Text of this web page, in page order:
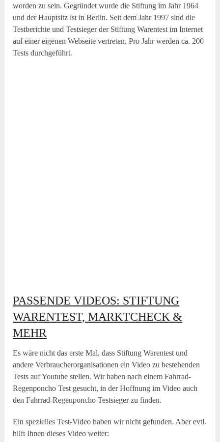
worden zu sein. Gegründet wurde die Stiftung im Jahr 1964
und der Hauptsitz ist in Berlin. Seit dem Jahr 1997 sind die
Testberichte und Testsieger der Stiftung Warentest im Internet
auf einer eigenen Webseite vertreten. Pro Jahr werden ca. 200
Tests durchgeführt.
PASSENDE VIDEOS: STIFTUNG
WARENTEST, MARKTCHECK &
MEHR
Es wäre nicht das erste Mal, dass Stiftung Warentest und
andere Verbraucherorganisationen ein Video zu bestehenden
Tests auf Youtube stellen. Wir haben nach einem Fahrrad-
Regenponcho Test gesucht, in der Hoffnung im Video auch
den Fahrrad-Regenponcho Testsieger zu finden.
Ein spezielles Test-Video haben wir nicht gefunden. Aber evtl.
hilft Ihnen dieses Video weiter:
dem
Laden
des
Videos
Sie die
Datenschutzerklärung
von